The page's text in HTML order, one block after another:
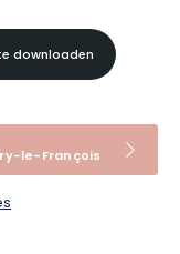
downloaden
le-François